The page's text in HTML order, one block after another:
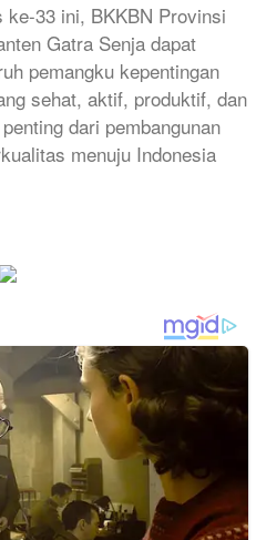
ke-33 ini, BKKBN Provinsi
Gatra Senja dapat
pemangku kepentingan
sehat, aktif, produktif, dan
dari pembangunan
menuju Indonesia